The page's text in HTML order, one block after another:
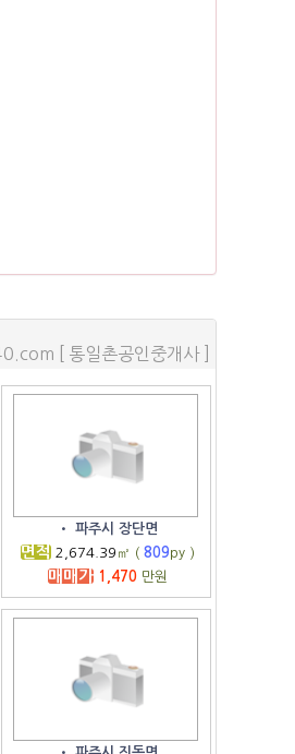
[ 통일촌공인중개사 ]
•파주시 장단면
면적 2,674.39 ㎡ ( 809py )
매매가 1,470만원